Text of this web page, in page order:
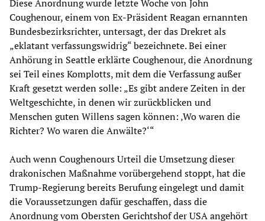
Diese Anordnung wurde letzte Woche von John
Coughenour, einem von Ex-Präsident Reagan ernannten
Bundesbezirksrichter, untersagt, der das Drekret als
„eklatant verfassungswidrig“ bezeichnete. Bei einer
Anhörung in Seattle erklärte Coughenour, die Anordnung
sei Teil eines Komplotts, mit dem die Verfassung außer
Kraft gesetzt werden solle: „Es gibt andere Zeiten in der
Weltgeschichte, in denen wir zurückblicken und
Menschen guten Willens sagen können: ‚Wo waren die
Richter? Wo waren die Anwälte?‘“
Auch wenn Coughenours Urteil die Umsetzung dieser
drakonischen Maßnahme vorübergehend stoppt, hat die
Trump-Regierung bereits Berufung eingelegt und damit
die Voraussetzungen dafür geschaffen, dass die
Anordnung vom Obersten Gerichtshof der USA angehört